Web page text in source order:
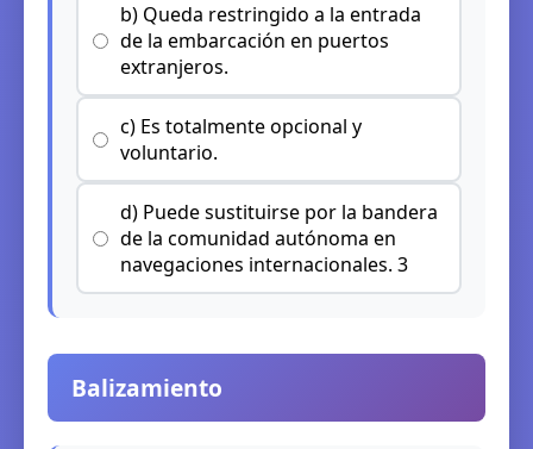
b) Queda restringido a la entrada
de la embarcación en puertos
extranjeros.
c) Es totalmente opcional y
voluntario.
d) Puede sustituirse por la bandera
de la comunidad autónoma en
navegaciones internacionales. 3
Balizamiento